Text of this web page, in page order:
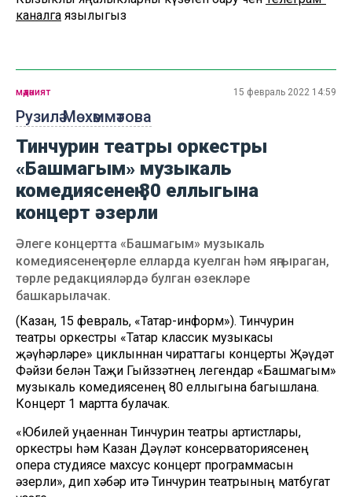
каналга язылыгыз
Рузилә Мөхәммәтова
мәдәният 15 февраль 2022 14:59
Тинчурин театры оркестры
«Башмагым» музыкаль
комедиясенең 80 еллыгына
концерт әзерли
Әлеге концертта «Башмагым» музыкаль
комедиясенең төрле елларда куелган һәм яңгыраган,
төрле редакцияләрдә булган өзекләре
башкарылачак.
(Казан, 15 февраль, «Татар-информ»). Тинчурин
театры оркестры «Татар классик музыкасы
җәүһәрләре» циклыннан чираттагы концерты Җәүдәт
Фәйзи белән Таҗи Гыйззәтнең легендар «Башмагым»
музыкаль комедиясенең 80 еллыгына багышлана.
Концерт 1 мартта булачак.
«Юбилей уңаеннан Тинчурин театры артистлары,
оркестры һәм Казан Дәүләт консерваториясенең
опера студиясе махсус концерт программасын
әзерли», дип хәбәр итә Тинчурин театрының матбугат